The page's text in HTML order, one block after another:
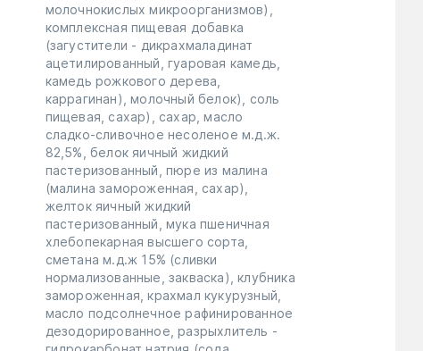
молочнокислых микроорганизмов),
комплексная пищевая добавка
(загустители - дикрахмаладинат
ацетилированный, гуаровая камедь,
камедь рожкового дерева,
каррагинан), молочный белок), соль
пищевая, сахар), сахар, масло
сладко-сливочное несоленое м.д.ж.
82,5%, белок яичный жидкий
пастеризованный, пюре из малина
(малина замороженная, сахар),
желток яичный жидкий
пастеризованный, мука пшеничная
хлебопекарная высшего сорта,
сметана м.д.ж 15% (сливки
нормализованные, закваска), клубника
замороженная, крахмал кукурузный,
масло подсолнечное рафинированное
дезодорированное, разрыхлитель -